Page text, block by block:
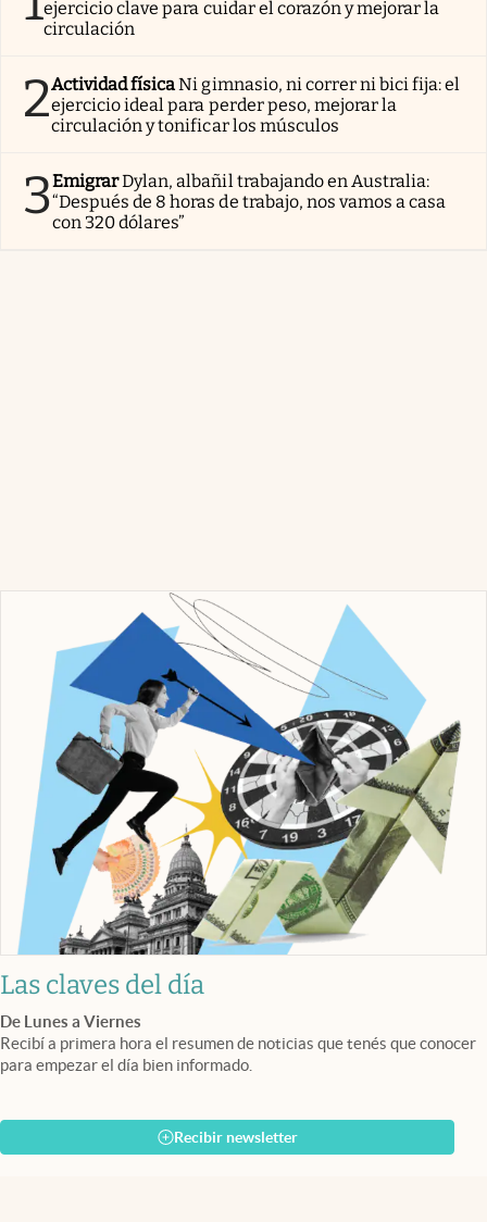
ejercicio clave para cuidar el corazón y mejorar la
circulación
2Actividad físicaNi gimnasio, ni correr ni bici fija: el
ejercicio ideal para perder peso, mejorar la
circulación y tonificar los músculos
3EmigrarDylan, albañil trabajando en Australia:
“Después de 8 horas de trabajo, nos vamos a casa
con 320 dólares”
Las claves del día
De Lunes a Viernes
Recibí a primera hora el resumen de noticias que tenés que conocer
para empezar el día bien informado.
Recibir newsletter